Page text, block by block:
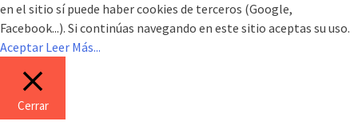
en el sitio sí puede haber cookies de terceros (Google,
Facebook...). Si continúas navegando en este sitio aceptas su uso.
Aceptar Leer Más...
Cerrar